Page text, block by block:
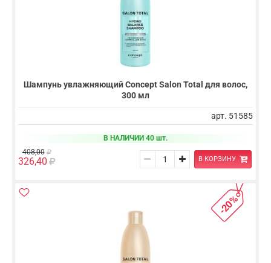
Шампунь увлажняющий Concept Salon Total для волос,
300 мл
арт. 51585
В НАЛИЧИИ 40 шт.
408,00
326,40 В КОРЗИНУ
-20%